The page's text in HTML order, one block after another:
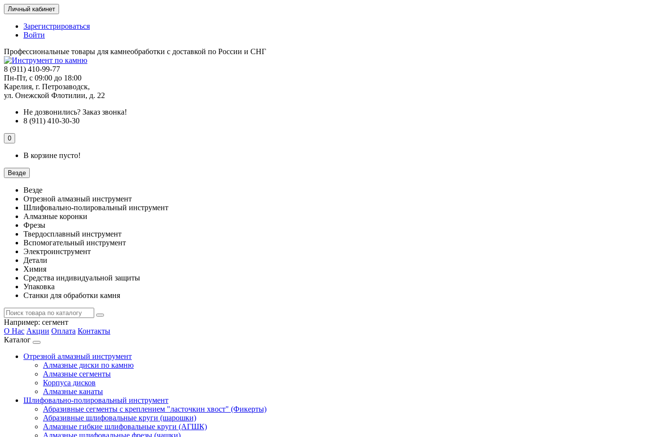
Личный кабинет
Зарегистрироваться
Войти
Профессиональные товары для камнеобработки с доставкой по России и СНГ
8 (911) 410-99-77
Пн-Пт, с 09:00 до 18:00
Карелия, г. Петрозаводск,
ул. Онежской Флотилии, д. 22
Не дозвонились? Заказ звонка!
8 (911) 410-30-30
0
В корзине пусто!
Везде
Везде
Отрезной алмазный инструмент
Шлифовально-полировальный инструмент
Алмазные коронки
Фрезы
Твердосплавный инструмент
Вспомогательный инструмент
Электроинструмент
Детали
Химия
Средства индивидуальной защиты
Упаковка
Станки для обработки камня
Например: сегмент
О Нас Акции Оплата Контакты
Каталог
Отрезной алмазный инструмент
Алмазные диски по камню
Алмазные сегменты
Корпуса дисков
Алмазные канаты
Шлифовально-полировальный инструмент
Абразивные сегменты с креплением "ласточкин хвост" (Фикерты)
Абразивные шлифовальные круги (шарошки)
Алмазные гибкие шлифовальные круги (АГШК)
Алмазные шлифовальные фрезы (чашки)